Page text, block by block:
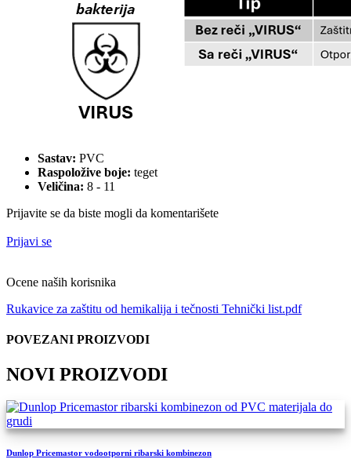
Sastav: PVC
Raspoložive boje: teget
Veličina: 8 - 11
Prijavite se da biste mogli da komentarišete
Prijavi se
Ocene naših korisnika
Rukavice za zaštitu od hemikalija i tečnosti Tehnički list.pdf
POVEZANI PROIZVODI
NOVI PROIZVODI
Dunlop Pricemastor vodootporni ribarski kombinezon